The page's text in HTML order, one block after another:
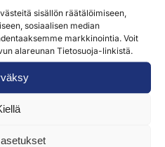
sisällön räätälöimiseen,
sosiaalisen median
markkinointia. Voit
alareunan Tietosuoja-linkistä.
joka tarjoaa tuotteiden
ylivoimaisen